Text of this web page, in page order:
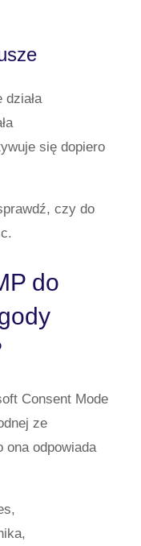
się dopiero
czy do
.
do
Consent Mode
ze
ona odpowiada